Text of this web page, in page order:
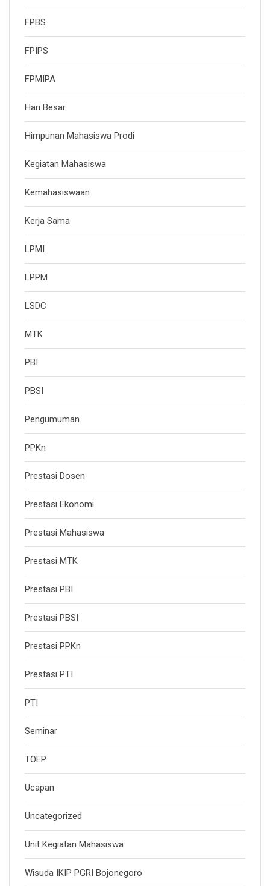
FPBS
FPIPS
FPMIPA
Hari Besar
Himpunan Mahasiswa Prodi
Kegiatan Mahasiswa
Kemahasiswaan
Kerja Sama
LPMI
LPPM
LSDC
MTK
PBI
PBSI
Pengumuman
PPKn
Prestasi Dosen
Prestasi Ekonomi
Prestasi Mahasiswa
Prestasi MTK
Prestasi PBI
Prestasi PBSI
Prestasi PPKn
Prestasi PTI
PTI
Seminar
TOEP
Ucapan
Uncategorized
Unit Kegiatan Mahasiswa
Wisuda IKIP PGRI Bojonegoro